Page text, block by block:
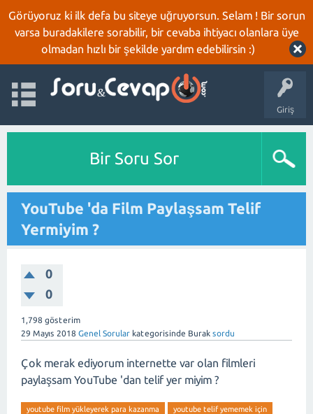
Görüyoruz ki ilk defa bu siteye uğruyorsun. Selam ! Bir sorun
varsa buradakilere sorabilir, bir cevaba ihtiyacı olanlara üye
olmadan hızlı bir şekilde yardım edebilirsin :)
Giriş
Bir Soru Sor
YouTube 'da Film Paylaşsam Telif
Yermiyim ?
0
0
1,798 gösterim
29 Mayıs 2018 Genel Sorular kategorisinde Burak sordu
Çok merak ediyorum internette var olan filmleri
paylaşsam YouTube 'dan telif yer miyim ?
youtube film yükleyerek para kazanma
youtube telif yememek için